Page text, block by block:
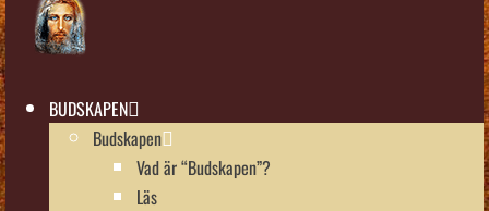
BUDSKAPEN
Budskapen
Vad är “Budskapen”?
Läs